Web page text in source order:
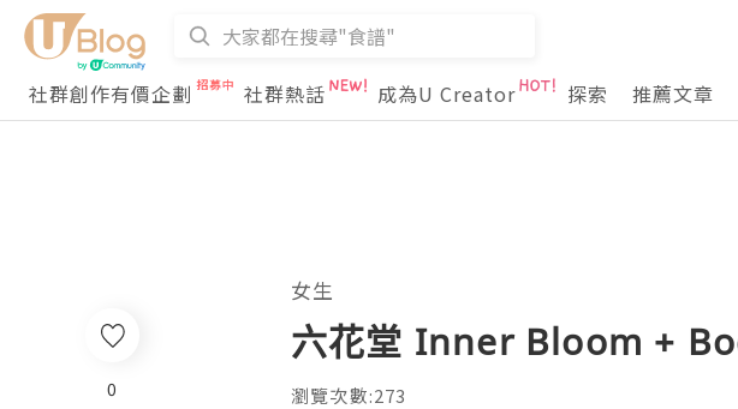
社群創作有價企劃 社群熱話 成為U Creator 探索 推薦文章
0
女生
六花堂 Inner Bloom +
瀏覽次數:273